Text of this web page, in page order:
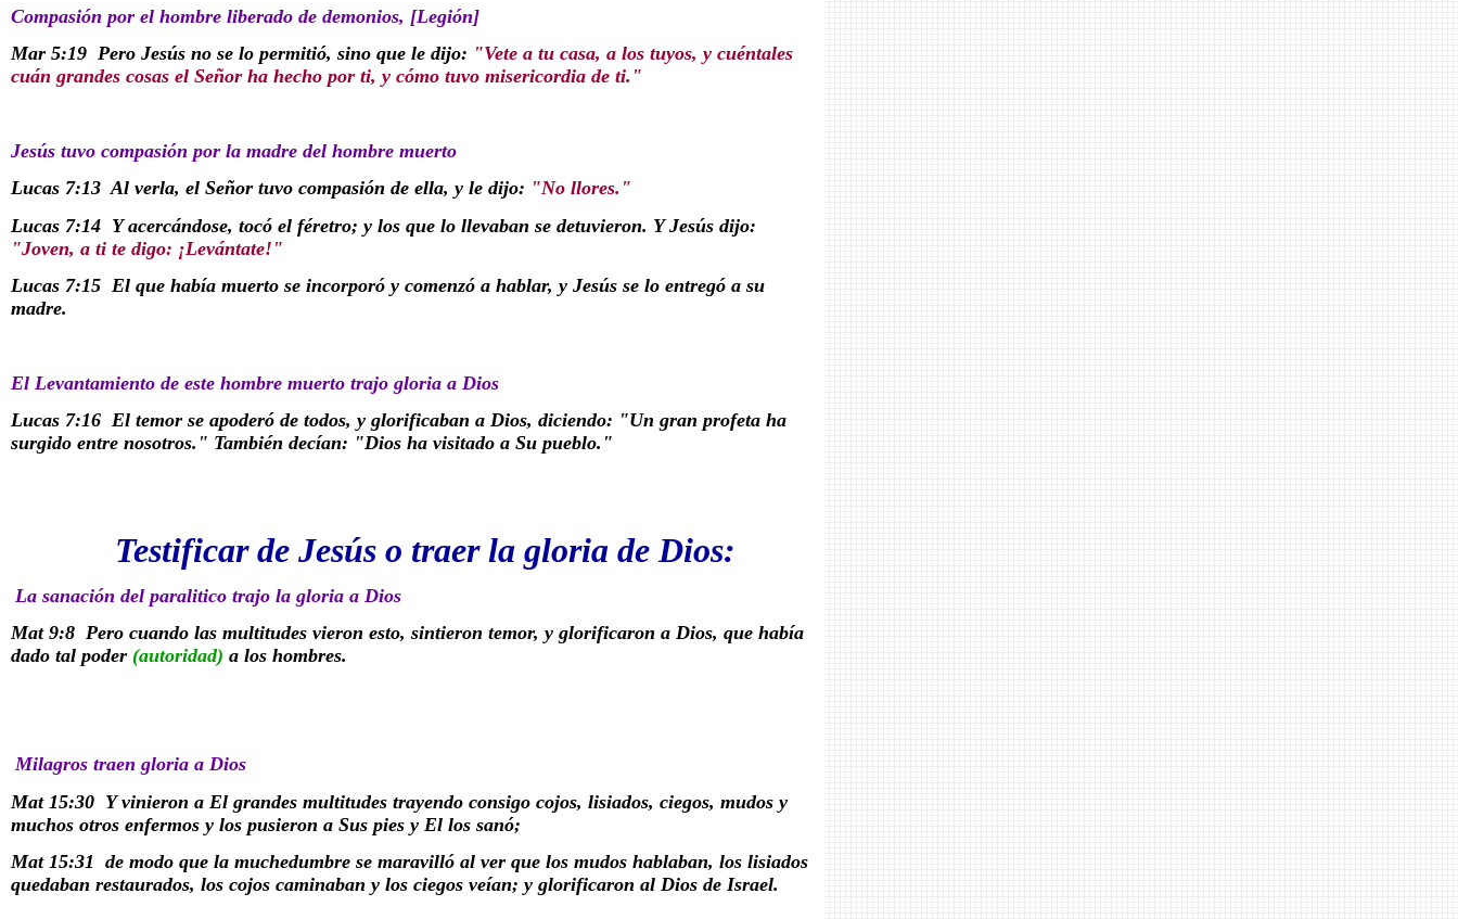
Compasión por el hombre liberado de demonios, [Legión]
Mar 5:19 Pero Jesús no se lo permitió, sino que le dijo: "Vete a tu casa, a los tuyos, y cuéntales
cuán grandes cosas el Señor ha hecho por ti, y cómo tuvo misericordia de ti."
Jesús tuvo compasión por la madre del hombre muerto
Lucas 7:13 Al verla, el Señor tuvo compasión de ella, y le dijo: "No llores."
Lucas 7:14 Y acercándose, tocó el féretro; y los que lo llevaban se detuvieron. Y Jesús dijo:
"Joven, a ti te digo: ¡Levántate!"
Lucas 7:15 El que había muerto se incorporó y comenzó a hablar, y Jesús se lo entregó a su
madre.
El Levantamiento de este hombre muerto trajo gloria a Dios
Lucas 7:16 El temor se apoderó de todos, y glorificaban a Dios, diciendo: "Un gran profeta ha
surgido entre nosotros." También decían: "Dios ha visitado a Su pueblo."
Testificar de Jesús o traer la gloria de Dios:
La sanación del paralitico trajo la gloria a Dios
Mat 9:8 Pero cuando las multitudes vieron esto, sintieron temor, y glorificaron a Dios, que había
dado tal poder (autoridad) a los hombres.
Milagros traen gloria a Dios
Mat 15:30 Y vinieron a El grandes multitudes trayendo consigo cojos, lisiados, ciegos, mudos y
muchos otros enfermos y los pusieron a Sus pies y El los sanó;
Mat 15:31 de modo que la muchedumbre se maravilló al ver que los mudos hablaban, los lisiados
quedaban restaurados, los cojos caminaban y los ciegos veían; y glorificaron al Dios de Israel.